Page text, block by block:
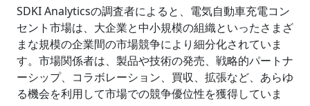
SDKI Analyticsの調査者によると、電気自動車充電コン
セント市場は、大企業と中小規模の組織といったさまざ
まな規模の企業間の市場競争により細分化されていま
す。市場関係者は、製品や技術の発売、戦略的パートナ
ーシップ、コラボレーション、買収、拡張など、あらゆ
る機会を利用して市場での競争優位性を獲得していま